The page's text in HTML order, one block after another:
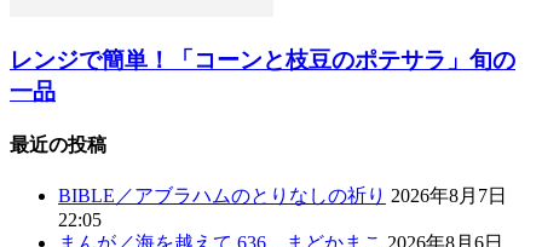
レンジで簡単！「コーンと枝豆のポテサラ」旬の
一品
最近の投稿
BIBLE／アブラハムのとりなしの祈り 2026年8月7日
22:05